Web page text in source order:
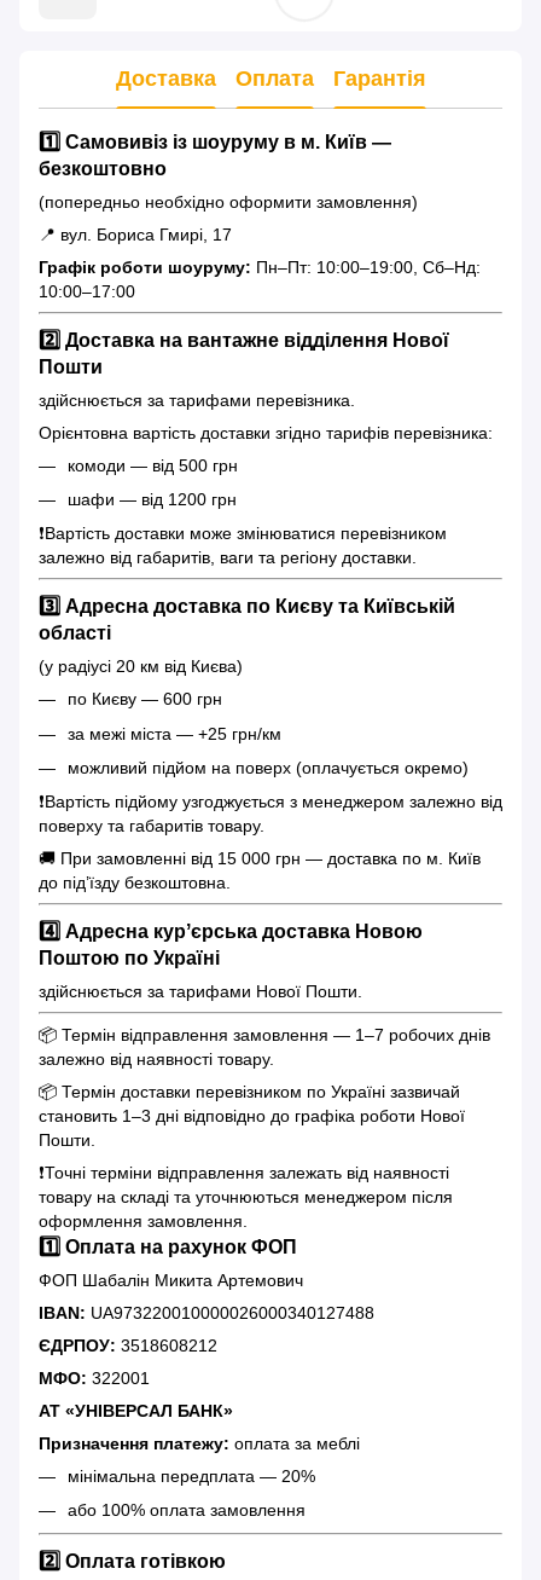
Доставка Оплата Гарантія
1️⃣ Самовивіз із шоуруму в м. Київ —
безкоштовно
(попередньо необхідно оформити замовлення)
📍 вул. Бориса Гмирі, 17
Графік роботи шоуруму: Пн–Пт: 10:00–19:00, Сб–Нд:
10:00–17:00
2️⃣ Доставка на вантажне відділення Нової
Пошти
здійснюється за тарифами перевізника.
Орієнтовна вартість доставки згідно тарифів перевізника:
комоди — від 500 грн
шафи — від 1200 грн
❗️Вартість доставки може змінюватися перевізником
залежно від габаритів, ваги та регіону доставки.
3️⃣ Адресна доставка по Києву та Київській
області
(у радіусі 20 км від Києва)
по Києву — 600 грн
за межі міста — +25 грн/км
можливий підйом на поверх (оплачується окремо)
❗️Вартість підйому узгоджується з менеджером залежно від
поверху та габаритів товару.
🚚 При замовленні від 15 000 грн — доставка по м. Київ
до під’їзду безкоштовна.
4️⃣ Адресна курʼєрська доставка Новою
Поштою по Україні
здійснюється за тарифами Нової Пошти.
📦 Термін відправлення замовлення — 1–7 робочих днів
залежно від наявності товару.
📦 Термін доставки перевізником по Україні зазвичай
становить 1–3 дні відповідно до графіка роботи Нової
Пошти.
❗️Точні терміни відправлення залежать від наявності
товару на складі та уточнюються менеджером після
оформлення замовлення.
1️⃣ Оплата на рахунок ФОП
ФОП Шабалін Микита Артемович
IBAN: UA973220010000026000340127488
ЄДРПОУ: 3518608212
МФО: 322001
АТ «УНІВЕРСАЛ БАНК»
Призначення платежу: оплата за меблі
мінімальна передплата — 20%
або 100% оплата замовлення
2️⃣ Оплата готівкою